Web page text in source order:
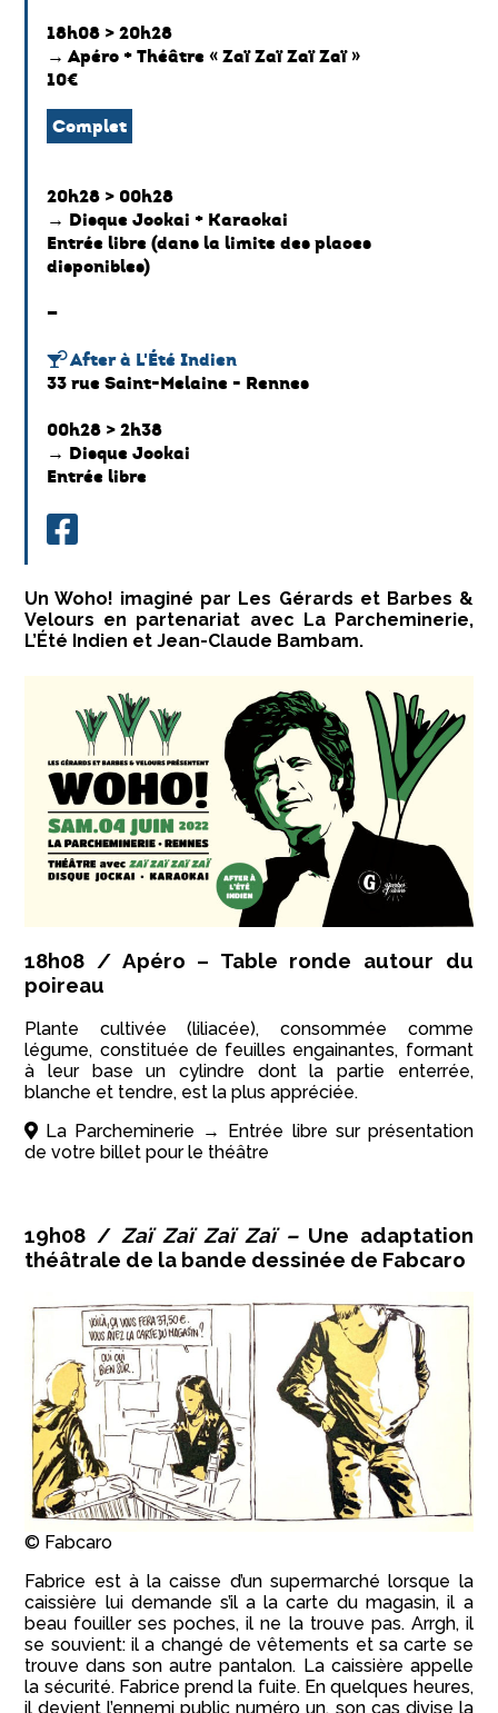
18h08 > 20h28
→ Apéro + Théâtre « Zaï Zaï Zaï Zaï »
10€
Complet
20h28 > 00h28
→ Disque Jockai + Karaokai
Entrée libre (dans la limite des places
disponibles)
—
After à L'Été Indien
33 rue Saint-Melaine - Rennes
00h28 > 2h38
→ Disque Jockai
Entrée libre
Un Woho! imaginé par Les Gérards et Barbes &
Velours en partenariat avec La Parcheminerie,
L’Été Indien et Jean-Claude Bambam.
18h08 / Apéro – Table ronde autour du
poireau
Plante cultivée (liliacée), consommée comme
légume, constituée de feuilles engainantes, formant
à leur base un cylindre dont la partie enterrée,
blanche et tendre, est la plus appréciée.
La Parcheminerie → Entrée libre sur présentation
de votre billet pour le théâtre
19h08 / Zaï Zaï Zaï Zaï –Une adaptation
théâtrale de la bande dessinée de Fabcaro
© Fabcaro
Fabrice est à la caisse d’un supermarché lorsque la
caissière lui demande s’il a la carte du magasin, il a
beau fouiller ses poches, il ne la trouve pas. Arrgh, il
se souvient: il a changé de vêtements et sa carte se
trouve dans son autre pantalon. La caissière appelle
la sécurité. Fabrice prend la fuite. En quelques heures,
il devient l’ennemi public numéro un, son cas divise la